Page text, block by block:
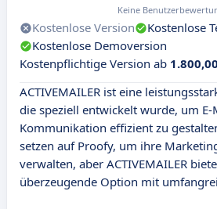
Keine
Kostenlose Version
Kostenlose
Kostenlose Demoversion
Kostenpflichtige Version ab
ACTIVEMAILER ist eine
die speziell entwickelt wurde, um
Kommunikation effizient zu
setzen auf Proofy, um ihre
verwalten, aber ACTIVEMAILER
überzeugende Option mit